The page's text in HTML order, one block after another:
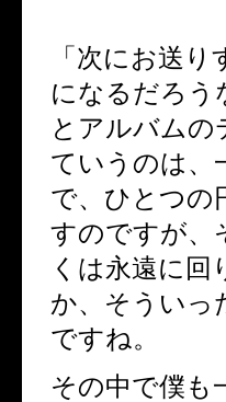
「次にお送
になるだろう
とアルバム
ていうのは、
で、ひとつの
すのですが、
くは永遠に回
か、そういっ
ですね。
その中で僕も